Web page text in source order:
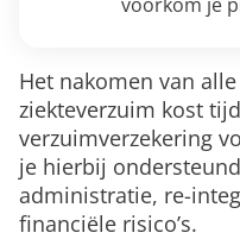
Het nakomen van
ziekteverzuim kost
verzuimverzekering
je hierbij
administratie, re-
financiële risico’s.